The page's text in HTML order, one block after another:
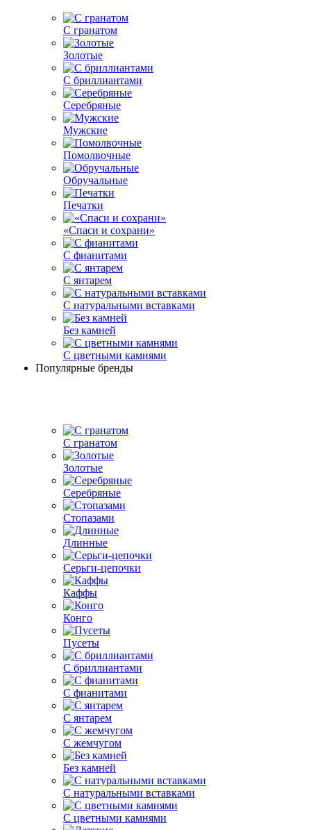
С гранатом
Золотые
С бриллиантами
Серебряные
Мужские
Помолвочные
Обручальные
Печатки
«Спаси и сохрани»
С фианитами
С янтарем
С натуральными вставками
Без камней
С цветными камнями
Популярные бренды
С гранатом
Золотые
Серебряные
Стопазами
Длинные
Серьги-цепочки
Каффы
Конго
Пусеты
С бриллиантами
С фианитами
С янтарем
С жемчугом
Без камней
С натуральными вставками
С цветными камнями